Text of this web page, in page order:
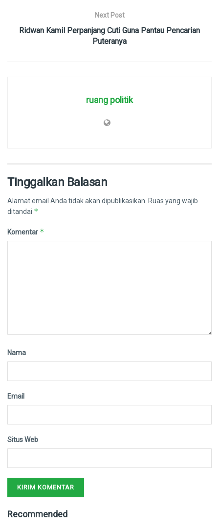
Next Post
Ridwan Kamil Perpanjang Cuti Guna Pantau Pencarian
Puteranya
ruang politik
Tinggalkan Balasan
Alamat email Anda tidak akan dipublikasikan. Ruas yang wajib
ditandai *
Komentar *
Nama
Email
Situs Web
Recommended